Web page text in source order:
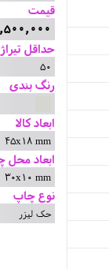
قیمت
11,500,000
حداقل تیراژ
50
رنگ بندی
ابعاد کالا
45x18 mm
ابعاد محل
30x10 mm
نوع چاپ
حک لیزر